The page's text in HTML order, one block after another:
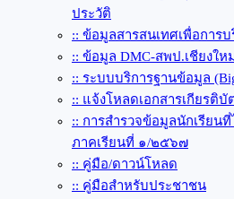
ประวัติ
:: ข้อมูลสารสนเทศเพื่อการบ
:: ข้อมูล DMC-สพป.เชียงให
:: ระบบบริการฐานข้อมูล
:: แจ้งโหลดเอกสารเกียรติบั
:: การสำรวจข้อมูลนักเรียน
ภาคเรียนที่ ๑/๒๕๖๗
:: คู่มือ/ดาวน์โหลด
:: คู่มือสำหรับประชาชน